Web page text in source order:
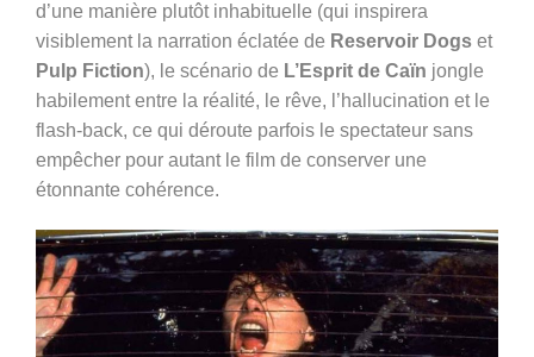
d’une manière plutôt inhabituelle (qui inspirera
visiblement la narration éclatée de Reservoir Dogs et
Pulp Fiction), le scénario de L’Esprit de Caïn jongle
habilement entre la réalité, le rêve, l’hallucination et le
flash-back, ce qui déroute parfois le spectateur sans
empêcher pour autant le film de conserver une
étonnante cohérence.